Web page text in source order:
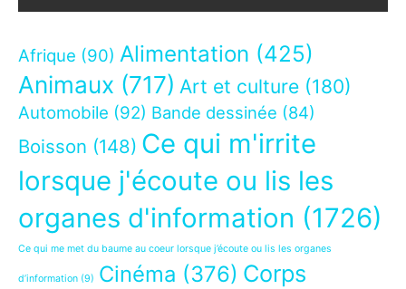
Afrique (90) Alimentation (425)
Animaux (717) Art et culture (180)
Automobile (92) Bande dessinée (84)
Boisson (148) Ce qui m'irrite
lorsque j'écoute ou lis les
organes d'information (1726)
Ce qui me met du baume au coeur lorsque j’écoute ou lis les organes
d’information (9) Cinéma (376) Corps